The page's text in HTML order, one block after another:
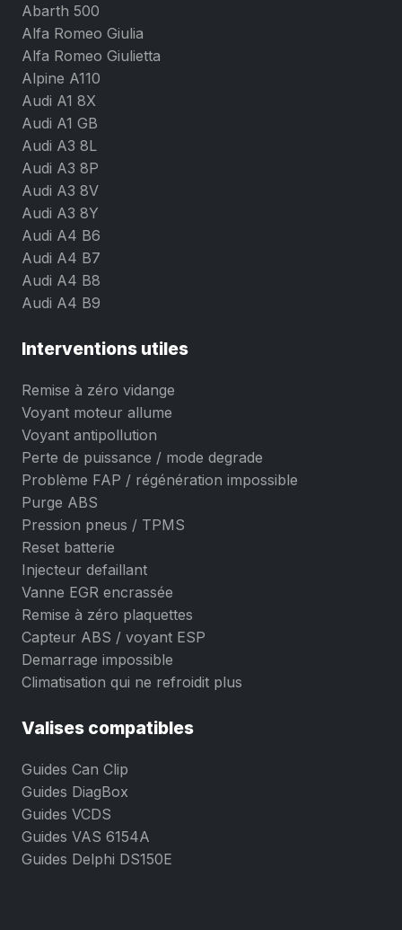
Abarth 500
Alfa Romeo Giulia
Alfa Romeo Giulietta
Alpine A110
Audi A1 8X
Audi A1 GB
Audi A3 8L
Audi A3 8P
Audi A3 8V
Audi A3 8Y
Audi A4 B6
Audi A4 B7
Audi A4 B8
Audi A4 B9
Interventions utiles
Remise à zéro vidange
Voyant moteur allume
Voyant antipollution
Perte de puissance / mode degrade
Problème FAP / régénération impossible
Purge ABS
Pression pneus / TPMS
Reset batterie
Injecteur defaillant
Vanne EGR encrassée
Remise à zéro plaquettes
Capteur ABS / voyant ESP
Demarrage impossible
Climatisation qui ne refroidit plus
Valises compatibles
Guides Can Clip
Guides DiagBox
Guides VCDS
Guides VAS 6154A
Guides Delphi DS150E